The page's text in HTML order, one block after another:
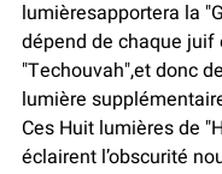
lumièresapportera la
dépend de chaque juif
"Techouvah",et donc
lumière
Ces Huit lumières de
éclairent l’obscurité